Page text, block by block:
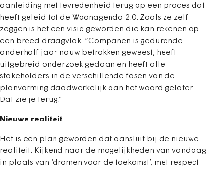
aanleiding met tevredenheid terug op een proces dat
heeft geleid tot de Woonagenda 2.0. Zoals ze zelf
zeggen is het een visie geworden die kan rekenen op
een breed draagvlak. “Companen is gedurende
anderhalf jaar nauw betrokken geweest, heeft
uitgebreid onderzoek gedaan en heeft alle
stakeholders in de verschillende fasen van de
planvorming daadwerkelijk aan het woord gelaten.
Dat zie je terug.”
Nieuwe realiteit
Het is een plan geworden dat aansluit bij de nieuwe
realiteit. Kijkend naar de mogelijkheden van vandaag
in plaats van ‘dromen voor de toekomst’, met respect